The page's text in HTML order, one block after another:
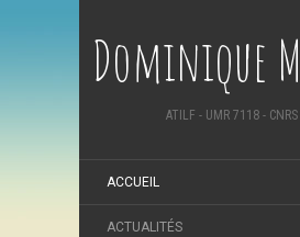
Dominique
ATILF - UMR 7118 -
ACCUEIL
ACTUALITÉS